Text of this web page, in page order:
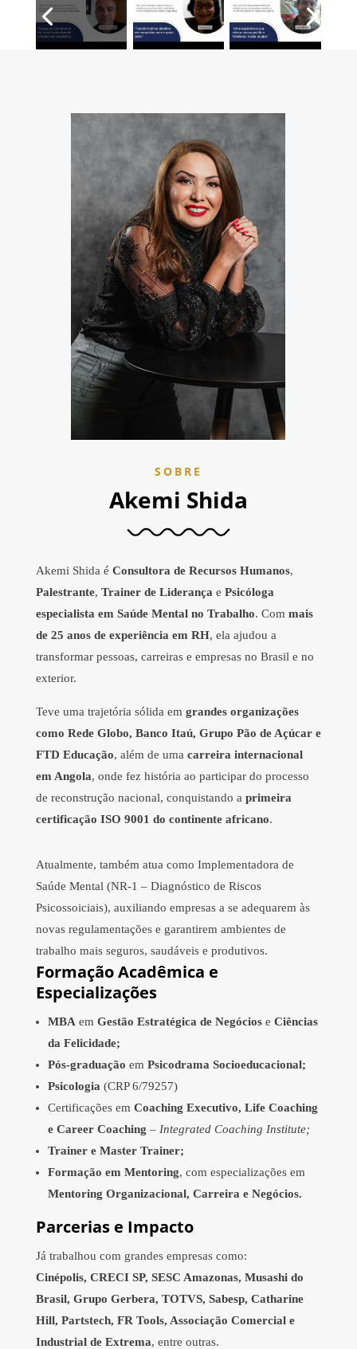
SOBRE
Akemi Shida
Akemi Shida é Consultora de Recursos Humanos,
Palestrante, Trainer de Liderança e Psicóloga
especialista em Saúde Mental no Trabalho. Com mais
de 25 anos de experiência em RH, ela ajudou a
transformar pessoas, carreiras e empresas no Brasil e no
exterior.
Teve uma trajetória sólida em grandes organizações
como Rede Globo, Banco Itaú, Grupo Pão de Açúcar e
FTD Educação, além de uma carreira internacional
em Angola, onde fez história ao participar do processo
de reconstrução nacional, conquistando a primeira
certificação ISO 9001 do continente africano.
Atualmente, também atua como Implementadora de
Saúde Mental (NR-1 – Diagnóstico de Riscos
Psicossoiciais), auxiliando empresas a se adequarem às
novas regulamentações e garantirem ambientes de
trabalho mais seguros, saudáveis e produtivos.
Formação Acadêmica e
Especializações
MBA em Gestão Estratégica de Negóciose Ciências
da Felicidade;
Pós-graduação em Psicodrama Socioeducacional;
Psicologia (CRP 6/79257)
Certificações em Coaching Executivo, Life Coaching
e Career Coaching – Integrated Coaching Institute;
Trainer e Master Trainer;
Formação em Mentoring, com especializações em
Mentoring Organizacional, Carreira e Negócios.
Parcerias e Impacto
Já trabalhou com grandes empresas como:
Cinépolis, CRECI SP, SESC Amazonas, Musashi do
Brasil, Grupo Gerbera, TOTVS, Sabesp, Catharine
Hill, Partstech, FR Tools, Associação Comercial e
Industrial de Extrema, entre outras.